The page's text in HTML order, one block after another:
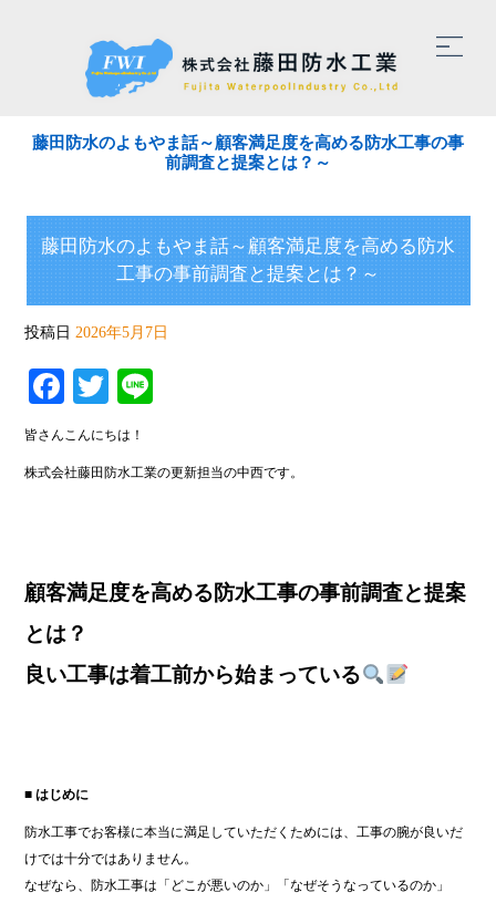
藤田防水のよもやま話～顧客満足度を高める防水工事の事
前調査と提案とは？～
藤田防水のよもやま話～顧客満足度を高める防水
工事の事前調査と提案とは？～
投稿日 2026年5月7日
Facebook
Twitter
皆さんこんにちは！
株式会社藤田防水工業の更新担当の中西です。
顧客満足度を高める防水工事の事前調査と提案
とは？
良い工事は着工前から始まっている
■ はじめに
防水工事でお客様に本当に満足していただくためには、工事の腕が良いだ
けでは十分ではありません。
なぜなら、防水工事は「どこが悪いのか」「なぜそうなっているのか」